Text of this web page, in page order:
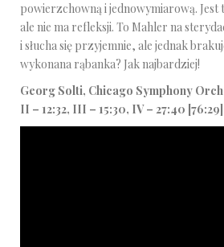
powierzchowną i jednowymiarową. Jest
ale nie ma refleksji. To Mahler na
i słucha się przyjemnie, ale jednak
wykonana rąbanka? Jak najbardziej!
Georg Solti, Chicago Symphony
II – 12:32, III – 15:30, IV – 27:40